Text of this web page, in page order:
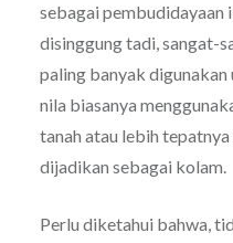
sebagai pembudidayaan
disinggung tadi, sangat-
paling banyak
nila biasanya
tanah atau lebih
dijadikan sebagai kolam.
Perlu diketahui bahwa,